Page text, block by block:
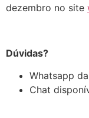
dezembro no site
Dúvidas?
Whatsapp
Chat